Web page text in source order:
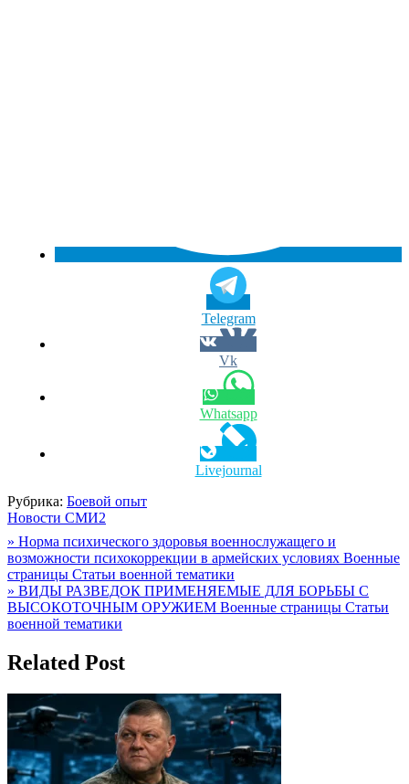
Telegram
Vk
Whatsapp
Livejournal
Рубрика: Боевой опыт
Новости СМИ2
Навигация
по
записям
» Норма психического здоровья военнослужащего и
возможности психокоррекции в армейских условиях Военные
страницы Статьи военной тематики
» ВИДЫ РАЗВЕДОК ПРИМЕНЯЕМЫЕ ДЛЯ БОРЬБЫ С
ВЫСОКОТОЧНЫМ ОРУЖИЕМ Военные страницы Статьи
военной тематики
Related Post